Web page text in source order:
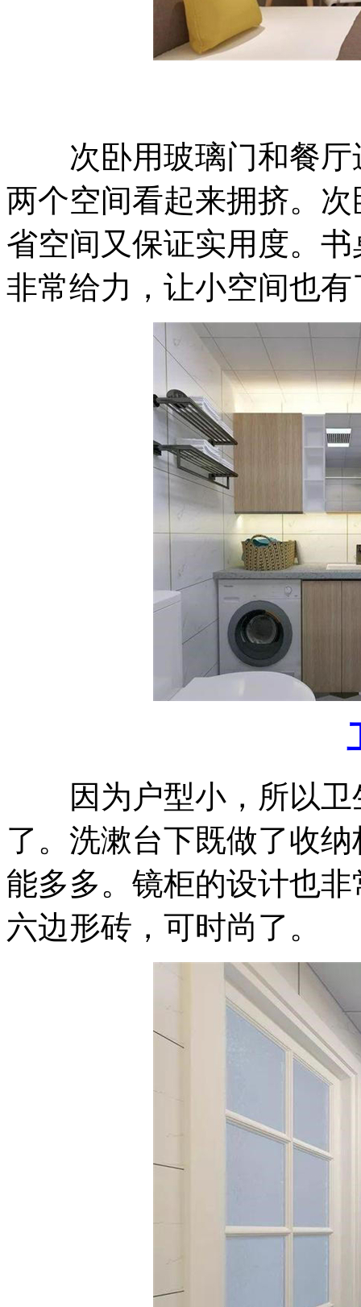
次卧用玻璃门和餐厅
两个空间看起来拥挤。
省空间又保证实用度。
非常给力，让小空间也
因为户型小，所以卫
了。洗漱台下既做了收
能多多。镜柜的设计也
六边形砖，可时尚了。